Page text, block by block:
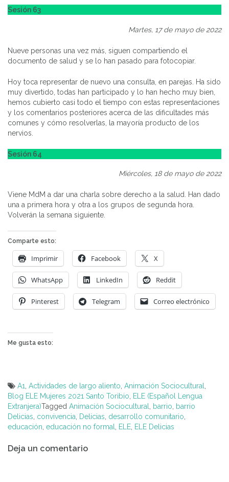
Sesión 63
Martes, 17 de mayo de 2022
Nueve personas una vez más, siguen compartiendo el
documento de salud y se lo han pasado para fotocopiar.
Hoy toca representar de nuevo una consulta, en parejas. Ha sido
muy divertido, todas han participado y lo han hecho muy bien,
hemos cubierto casi todo el tiempo con estas representaciones
y los comentarios posteriores acerca de las dificultades más
comunes y cómo resolverlas, la mayoría producto de los
nervios.
Sesión 64
Miércoles, 18 de mayo de 2022
Viene MdM a dar una charla sobre derecho a la salud. Han dado
una a primera hora y otra a los grupos de segunda hora.
Volverán la semana siguiente.
Comparte esto:
Imprimir Facebook X
WhatsApp LinkedIn Reddit
Pinterest Telegram Correo electrónico
Me gusta esto:
A1, Actividades de largo aliento, Animación Sociocultural,
Blog ELE Mujeres 2021 Santo Toribio, ELE (Español Lengua
Extranjera)Tagged Animación Sociocultural, barrio, barrio
Delicias, convivencia, Delicias, desarrollo comunitario,
educación, educación no formal, ELE, ELE Delicias
de
Deja un comentario